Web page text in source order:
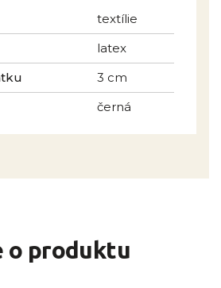
textílie
latex
3 cm
černá
o produktu